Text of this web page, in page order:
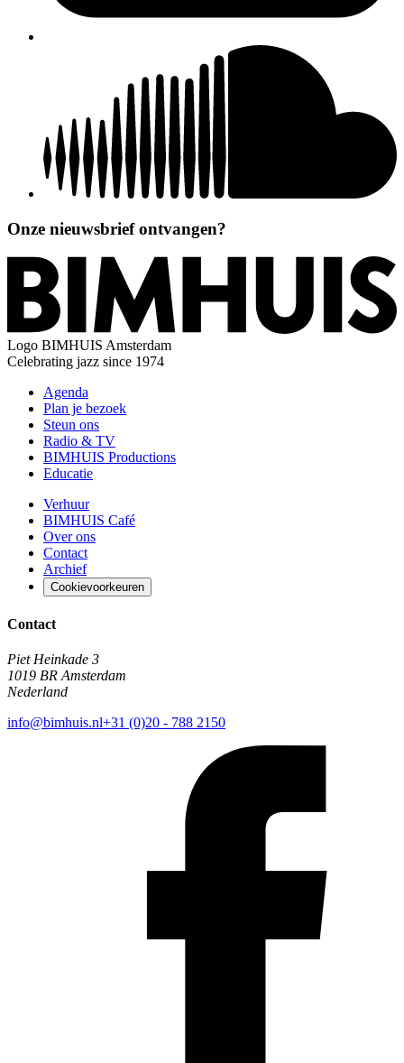
Onze nieuwsbrief ontvangen?
Logo BIMHUIS Amsterdam
Celebrating jazz since 1974
Agenda
Plan je bezoek
Steun ons
Radio & TV
BIMHUIS Productions
Educatie
Verhuur
BIMHUIS Café
Over ons
Contact
Archief
Cookievoorkeuren
Contact
Piet Heinkade 3
1019 BR Amsterdam
Nederland
info@bimhuis.nl+31 (0)20 - 788 2150